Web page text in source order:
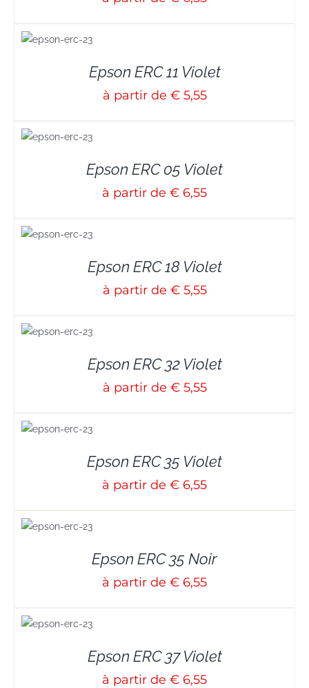
Epson ERC 11 Violet
à partir de € 5,55
Epson ERC 05 Violet
à partir de € 6,55
Epson ERC 18 Violet
à partir de € 5,55
Epson ERC 32 Violet
à partir de € 5,55
Epson ERC 35 Violet
à partir de € 6,55
Epson ERC 35 Noir
à partir de € 6,55
Epson ERC 37 Violet
à partir de € 6,55